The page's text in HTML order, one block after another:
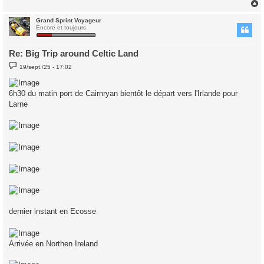
Grand Sprint Voyageur
Encore et toujours
Re: Big Trip around Celtic Land
M
e
s
s
a
e
19/sept./25 - 17:02
6h30 du matin port de Cairnryan bientôt le départ vers l'Irlande pour
Larne
dernier instant en Ecosse
Arrivée en Northen Ireland